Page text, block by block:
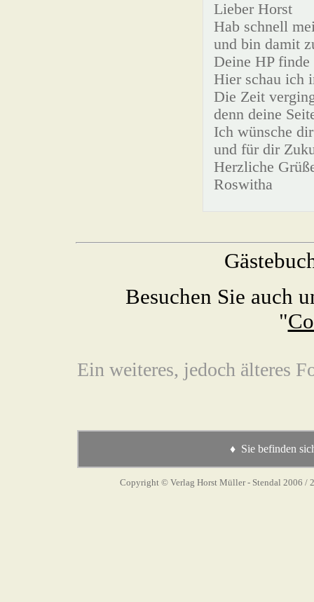
Lieber Horst
Hab schnell
und bin damit
Deine HP
Hier schau ich
Die Zeit
denn deine
Ich wünsche
und für dir
Herzliche
Roswitha
Besuchen Sie auch
"
Ein weiteres, jedoch älteres
♦ Sie befinden
Copyright © Verlag Horst Müller - Stendal 2006 /